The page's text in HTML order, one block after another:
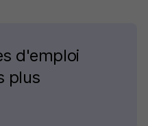
d'emploi
plus